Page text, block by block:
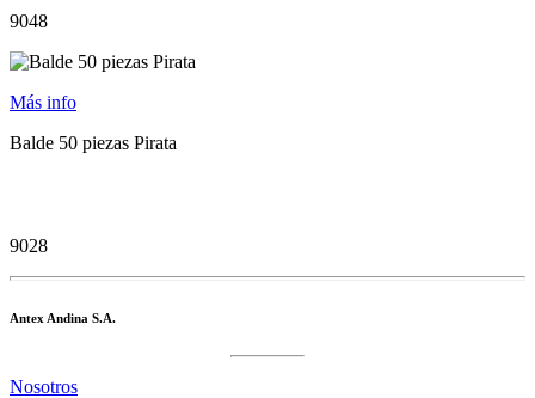
9048
Más info
Balde 50 piezas Pirata
9028
Antex Andina S.A.
Nosotros